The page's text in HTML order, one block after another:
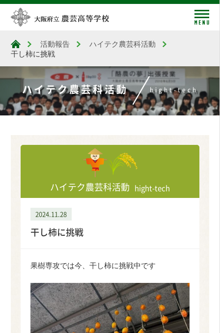
大阪府立農芸高等学校
活動報告
ハイテク農芸科活動
干し柿に挑戦
ハイテク農芸科活動 hight-tech
ハイテク農芸科活動 hight-tech
2024.11.28
干し柿に挑戦
果樹専攻では今、干し柿に挑戦中です